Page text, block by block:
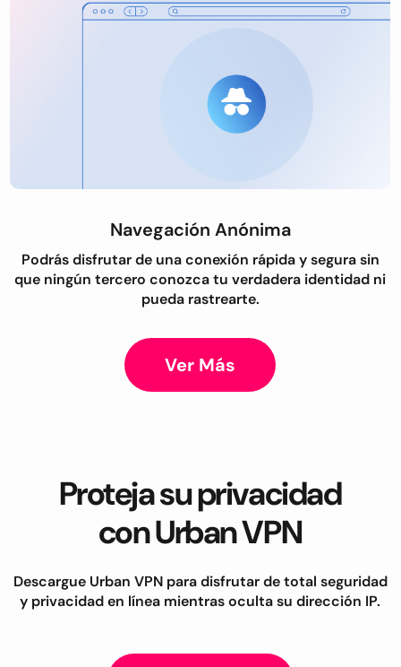
Navegación Anónima
Podrás disfrutar de una conexión rápida y segura sin
que ningún tercero conozca tu verdadera identidad ni
pueda rastrearte.
Ver Más
Proteja su privacidad
con Urban VPN
Descargue Urban VPN para disfrutar de total seguridad
y privacidad en línea mientras oculta su dirección IP.